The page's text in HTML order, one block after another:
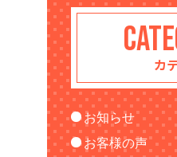
カ
お知らせ
お客様の声